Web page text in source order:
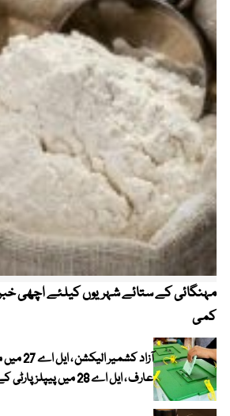
مہنگائی کے ستائے شہریوں کیلئے اچھی
کمی
آزاد
عارف ، ایل اے 28 میں پیپلز پارٹی کے بازل نقوی کامیاب